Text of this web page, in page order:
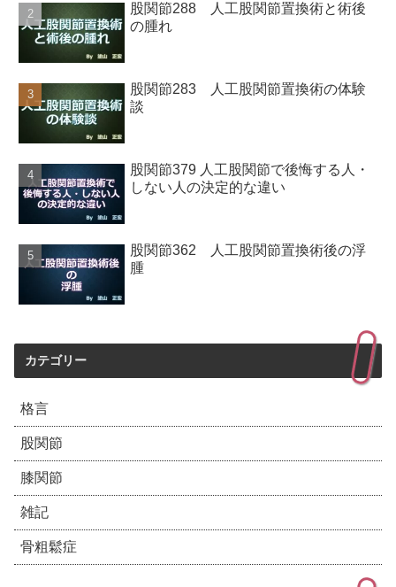
股関節288 人工股関節置換術と術後
の腫れ
股関節283 人工股関節置換術の体験
談
股関節379 人工股関節で後悔する人・
しない人の決定的な違い
股関節362 人工股関節置換術後の浮
腫
カテゴリー
格言
股関節
膝関節
雑記
骨粗鬆症